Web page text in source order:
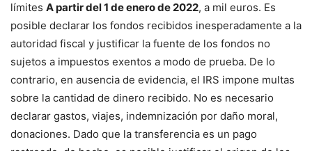
límites A partir del 1 de enero de 2022, a mil euros. Es
posible declarar los fondos recibidos inesperadamente a la
autoridad fiscal y justificar la fuente de los fondos no
sujetos a impuestos exentos a modo de prueba. De lo
contrario, en ausencia de evidencia, el IRS impone multas
sobre la cantidad de dinero recibido. No es necesario
declarar gastos, viajes, indemnización por daño moral,
donaciones. Dado que la transferencia es un pago